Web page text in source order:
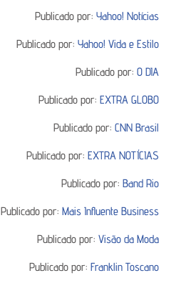
Publicado por:Yahoo! Notícias
Publicado por:Yahoo! Vida e Estilo
Publicado por:O DIA
Publicado por:EXTRA GLOBO
Publicado por:CNN Brasil
Publicado por:EXTRA NOTÍCIAS
Publicado por:Band Rio
Publicado por:Mais Influente Business
Publicado por:Visão da Moda
Publicado por:Franklin Toscano